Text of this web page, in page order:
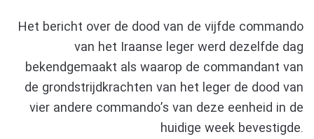
Het bericht over de dood van de vijfde commando
van het Iraanse leger werd dezelfde dag
bekendgemaakt als waarop de commandant van
de grondstrijdkrachten van het leger de dood van
vier andere commando’s van deze eenheid in de
huidige week bevestigde.